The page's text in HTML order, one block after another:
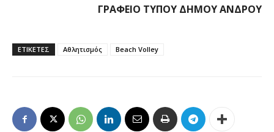
ΓΡΑΦΕΙΟ ΤΥΠΟΥ ΔΗΜΟΥ ΑΝΔΡΟΥ
ΕΤΙΚΕΤΕΣ Αθλητισμός Beach Volley